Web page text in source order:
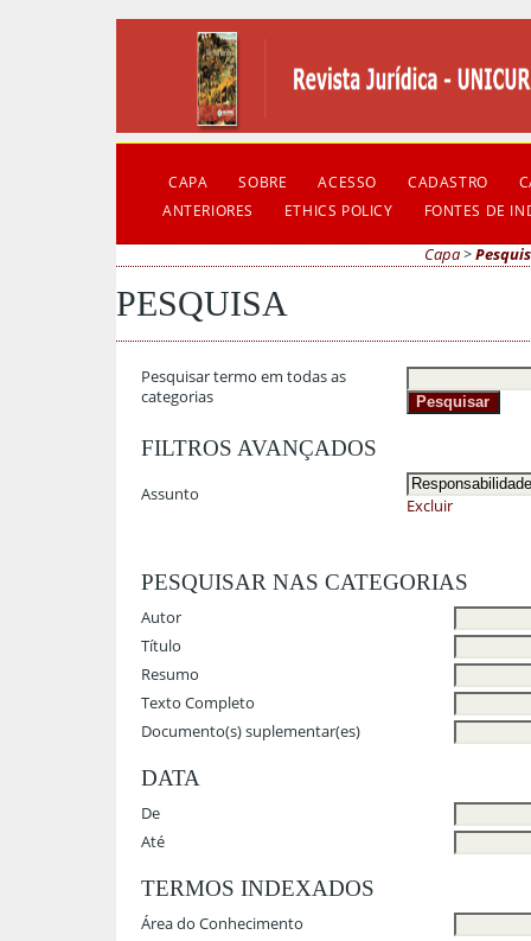
CAPA SOBRE ACESSO CADASTRO
ANTERIORES
ETHICS POLICY FONTES DE
Capa>
PESQUISA
Pesquisar termo em todas as
categorias
FILTROS AVANÇADOS
Assunto
Excluir
PESQUISAR NAS CATEGORIAS
Autor
Título
Resumo
Texto Completo
Documento(s) suplementar(es)
DATA
De
Até
TERMOS INDEXADOS
Área do Conhecimento